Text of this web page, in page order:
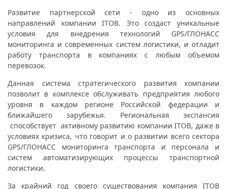
Развитие партнерской сети - одно из основных
направлений компании ITOB. Это создаст уникальные
условия для внедрения технологий GPS/ГЛОНАСС
мониторинга и современных систем логистики, и отладит
работу транспорта в компаниях с любым объемом
перевозок.
Данная система стратегического развития компании
позволит в комплексе обслуживать предприятия любого
уровня в каждом регионе Российской федерации и
ближайшего зарубежья. Региональная экспансия
способствует активному развитию компании ITOB, даже в
условиях кризиса, что говорит и о развитии всего сектора
GPS/ГЛОНАСС мониторинга транспорта и персонала и
систем автоматизирующих процессы транспортной
логистики.
За крайний год своего существования компания ITOВ